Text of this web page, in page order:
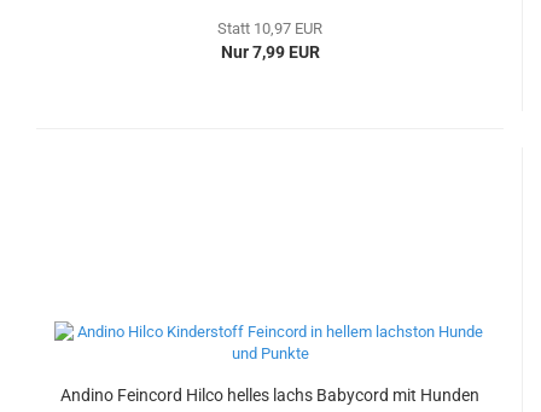
Statt 10,97 EUR
Nur 7,99 EUR
Andino Feincord Hilco helles lachs Babycord mit Hunden